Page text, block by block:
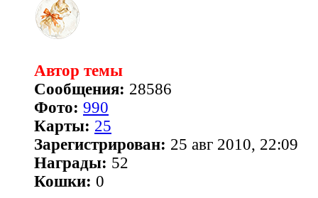
Автор темы
Сообщения: 28586
Фото: 990
Карты: 25
Зарегистрирован: 25 авг 2010, 22:09
Награды: 52
Кошки: 0